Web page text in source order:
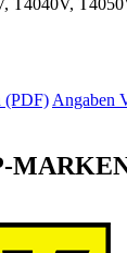
T4040V,
(PDF)Angaben